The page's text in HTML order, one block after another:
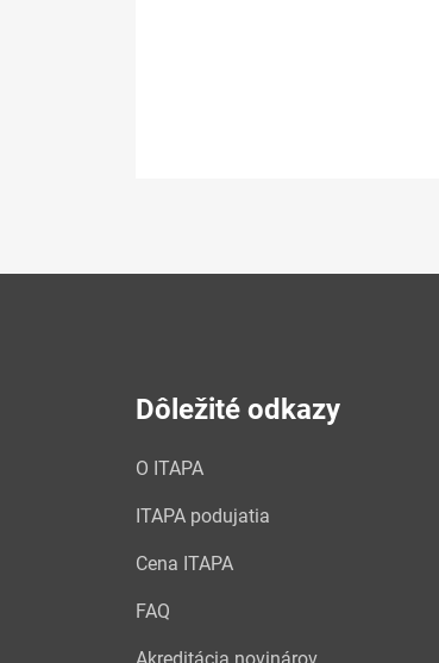
Dôležité odkazy
O ITAPA
ITAPA podujatia
Cena ITAPA
FAQ